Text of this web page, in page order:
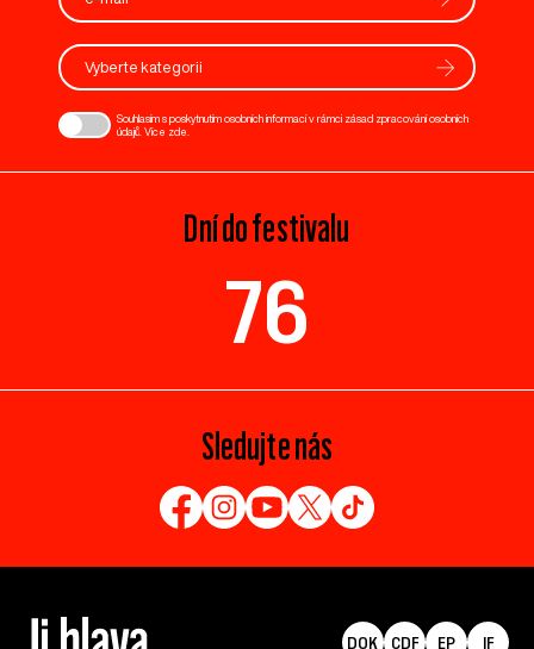
Vyberte kategorii
Souhlasím s poskytnutím osobních informací v rámci zásad zpracování osobních
údajů. Více zde
Dní do festivalu
76
Sledujte nás
DOK CDF EP IF